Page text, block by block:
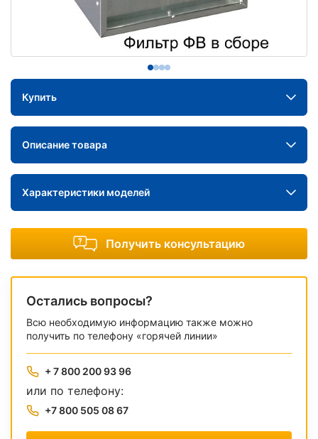
Купить
Описание товара
Характеристики моделей
Получить консультацию
Остались вопросы?
Всю необходимую информацию также можно
получить по телефону «горячей линии»
+ 7 800 200 93 96
или по телефону:
+7 800 505 08 67